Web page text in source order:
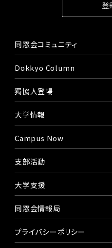
同窓会コミュニティ
Dokkyo Column
獨協人登場
大学情報
Campus Now
支部活動
大学支援
同窓会情報局
プライバシーポリシー